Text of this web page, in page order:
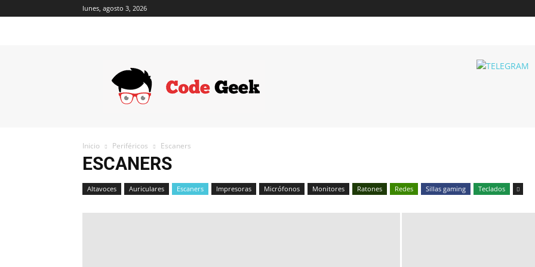
lunes, agosto 3, 2026
Code
Geek
Inicio Periféricos Escaners
ESCANERS
Altavoces Auriculares Escaners Impresoras Micrófonos Monitores Ratones Redes Sillas gaming Teclados